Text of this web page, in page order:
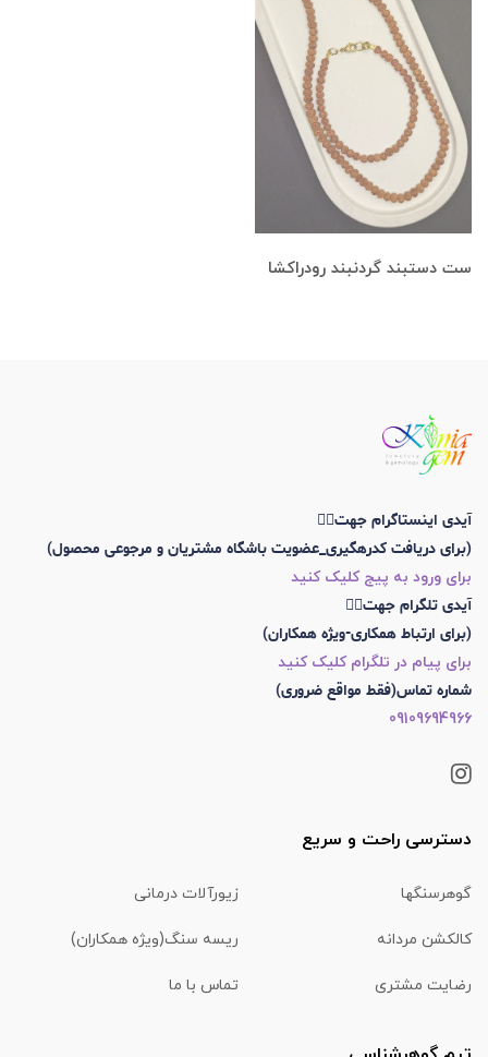
ست دستبند گردنبند رودراکشا
آیدی اینستاگرام جهت👇🏼
(برای دریافت کدرهگیری_عضویت باشگاه مشتریان و مرجوعی محصول)
برای ورود به پیج کلیک کنید
آیدی تلگرام جهت👇🏼
(برای ارتباط همکاری-ویژه همکاران)
برای پیام در تلگرام کلیک کنید
شماره تماس(فقط مواقع ضروری)
09109694966
دسترسی راحت و سریع
گوهرسنگها زیورآلات درمانی
کالکشن مردانه ریسه سنگ(ویژه همکاران)
رضایت مشتری تماس با ما